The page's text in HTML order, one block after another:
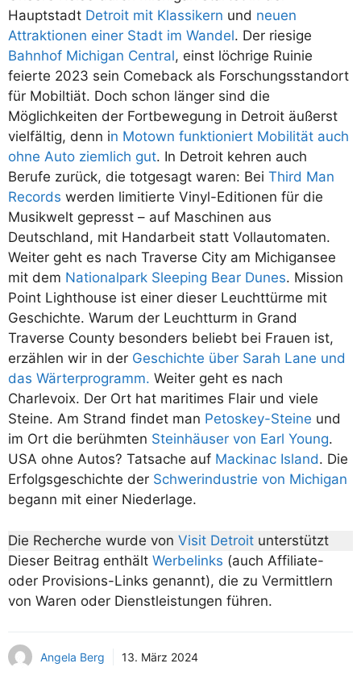
Hauptstadt Detroit mit Klassikern und neuen
Attraktionen einer Stadt im Wandel. Der riesige
Bahnhof Michigan Central, einst löchrige Ruinie
feierte 2023 sein Comeback als Forschungsstandort
für Mobiltiät. Doch schon länger sind die
Möglichkeiten der Fortbewegung in Detroit äußerst
vielfältig, denn in Motown funktioniert Mobilität auch
ohne Auto ziemlich gut. In Detroit kehren auch
Berufe zurück, die totgesagt waren: Bei Third Man
Records werden limitierte Vinyl-Editionen für die
Musikwelt gepresst – auf Maschinen aus
Deutschland, mit Handarbeit statt Vollautomaten.
Weiter geht es nach Traverse City am Michigansee
mit dem Nationalpark Sleeping Bear Dunes. Mission
Point Lighthouse ist einer dieser Leuchttürme mit
Geschichte. Warum der Leuchtturm in Grand
Traverse County besonders beliebt bei Frauen ist,
erzählen wir in der Geschichte über Sarah Lane und
das Wärterprogramm. Weiter geht es nach
Charlevoix. Der Ort hat maritimes Flair und viele
Steine. Am Strand findet man Petoskey-Steine und
im Ort die berühmten Steinhäuser von Earl Young.
USA ohne Autos? Tatsache auf Mackinac Island. Die
Erfolgsgeschichte der Schwerindustrie von Michigan
begann mit einer Niederlage.
Die Recherche wurde von Visit Detroit unterstützt
Dieser Beitrag enthält Werbelinks (auch Affiliate-
oder Provisions-Links genannt), die zu Vermittlern
von Waren oder Dienstleistungen führen.
Angela Berg 13. März 2024